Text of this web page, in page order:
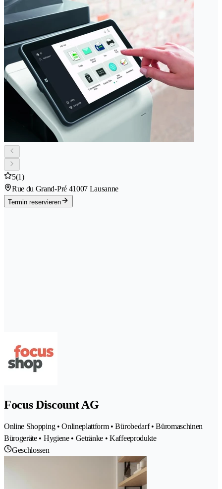
5(1)
Rue du Grand-Pré 41007 Lausanne
Termin reservieren
Focus Discount AG
Online Shopping • Onlineplattform • Bürobedarf • Büromaschinen
Bürogeräte • Hygiene • Getränke • Kaffeeprodukte
Geschlossen